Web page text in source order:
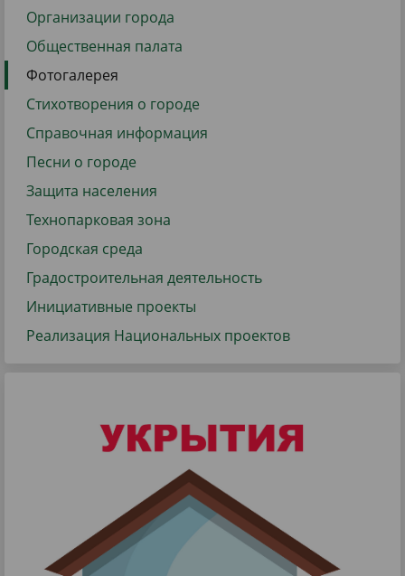
Организации города
Общественная палата
Фотогалерея
Стихотворения о городе
Справочная информация
Песни о городе
Защита населения
Технопарковая зона
Городская среда
Градостроительная деятельность
Инициативные проекты
Реализация Национальных проектов